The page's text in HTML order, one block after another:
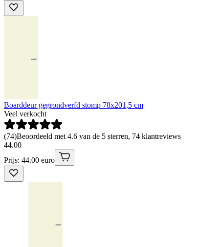
Boarddeur gegrondverfd stomp 78x201,5 cm
Veel verkocht
(74)Beoordeeld met 4.6 van de 5 sterren, 74 klantreviews
44.00
Prijs: 44.00 euro